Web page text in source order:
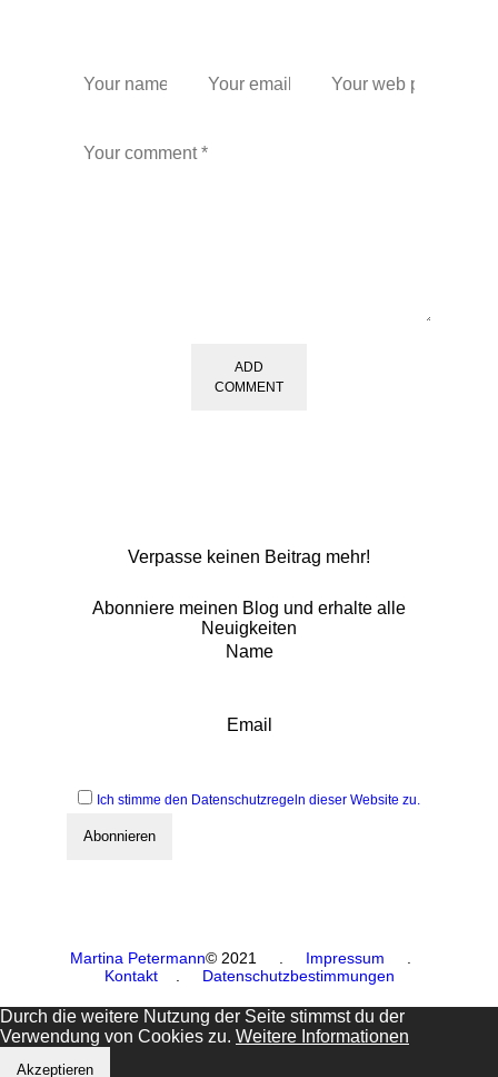
ADD
COMMENT
Verpasse keinen Beitrag mehr!
Abonniere meinen Blog und erhalte alle
Neuigkeiten
Name
Email
Ich stimme den Datenschutzregeln dieser Website zu.
Martina Petermann© 2021 Impressum
Kontakt
Datenschutzbestimmungen
Durch die weitere Nutzung der Seite stimmst du der
Verwendung von Cookies zu. Weitere Informationen
Akzeptieren